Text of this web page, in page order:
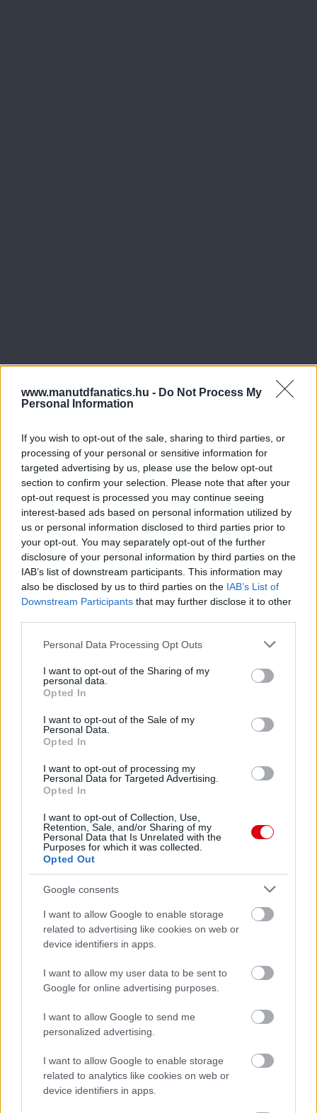
www.manutdfanatics.hu - Do Not Process My
Personal Information
If you wish to opt-out of the sale, sharing to third parties, or
processing of your personal or sensitive information for
targeted advertising by us, please use the below opt-out
section to confirm your selection. Please note that after your
opt-out request is processed you may continue seeing
interest-based ads based on personal information utilized by
us or personal information disclosed to third parties prior to
your opt-out. You may separately opt-out of the further
disclosure of your personal information by third parties on the
IAB’s list of downstream participants. This information may
also be disclosed by us to third parties on the IAB’s List of
Downstream Participants that may further disclose it to other
Please note that this website/app uses one or more Google
not limited to your visit or usage behaviour. You may click to
grant or deny consent to Google and its third-party tags to
use your data for below specified purposes in below Google
consent section.
Personal Data Processing Opt Outs
I want to opt-out of the Sharing of my
personal data.
Opted In
I want to opt-out of the Sale of my
Personal Data.
Opted In
I want to opt-out of processing my
Personal Data for Targeted Advertising.
Opted In
I want to opt-out of Collection, Use,
Retention, Sale, and/or Sharing of my
Personal Data that Is Unrelated with the
Purposes for which it was collected.
Opted Out
Google consents
I want to allow Google to enable storage
related to advertising like cookies on web or
device identifiers in apps.
I want to allow my user data to be sent to
Google for online advertising purposes.
I want to allow Google to send me
personalized advertising.
I want to allow Google to enable storage
related to analytics like cookies on web or
device identifiers in apps.
Meccs Center
Leeds Unitedvs
Manchester
United
Felkészülési szezon 5. mérkőzés
Croke Park, Dublin
2026-08-12 20:30
2 nap 10 óra 30 perc 34 másodperc
AC Milan vs Manchester United
ELŐZŐ MÉRKŐZÉSEK
Támogatás
Támogasd adományoddal
a ManUtdFanatics.hu működését!